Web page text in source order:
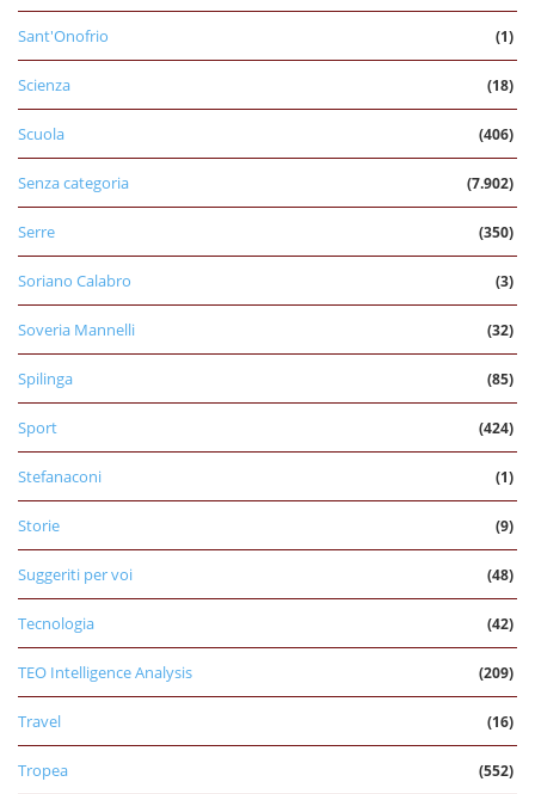
Sant'Onofrio (1)
Scienza (18)
Scuola (406)
Senza categoria (7.902)
Serre (350)
Soriano Calabro (3)
Soveria Mannelli (32)
Spilinga (85)
Sport (424)
Stefanaconi (1)
Storie (9)
Suggeriti per voi (48)
Tecnologia (42)
TEO Intelligence Analysis (209)
Travel (16)
Tropea (552)